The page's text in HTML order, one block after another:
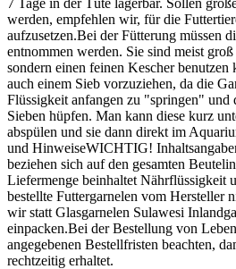
werden, empfehlen wir, für die
aufzusetzen.Bei der Fütterung müssen
entnommen werden. Sie sind meist
sondern einen feinen Kescher
auch einem Sieb vorzuziehen, da die
Flüssigkeit anfangen zu "springen" und
Sieben hüpfen. Man kann diese kurz
abspülen und sie dann direkt im
und HinweiseWICHTIG!
beziehen sich auf den gesamten
Liefermenge beinhaltet Nährflüssigkeit
bestellte Futtergarnelen vom Hersteller
wir statt Glasgarnelen Sulawesi
einpacken.Bei der Bestellung von
angegebenen Bestellfristen beachten,
rechtzeitig erhaltet.